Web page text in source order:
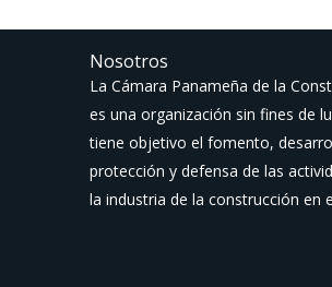
Nosotros
La Cámara Panameña de la
es una organización sin fines de
tiene objetivo el fomento,
protección y defensa de las
la industria de la construcción en